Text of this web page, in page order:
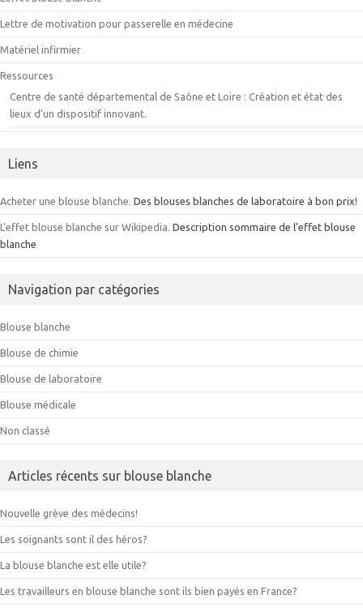
Lettre de motivation pour passerelle en médecine
Matériel infirmier
Ressources
Centre de santé départemental de Saône et Loire : Création et état des
lieux d’un dispositif innovant.
Liens
Acheter une blouse blanche. Des blouses blanches de laboratoire à bon prix!
L'effet blouse blanche sur Wikipedia. Description sommaire de l’effet blouse
blanche
Navigation par catégories
Blouse blanche
Blouse de chimie
Blouse de laboratoire
Blouse médicale
Non classé
Articles récents sur blouse blanche
Nouvelle grève des médecins!
Les soignants sont il des héros?
La blouse blanche est elle utile?
Les travailleurs en blouse blanche sont ils bien payés en France?